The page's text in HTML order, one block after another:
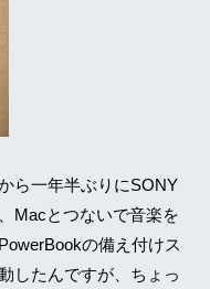
ら一年半ぶりにSONY
Macとつないで音楽を
の備え付けス
したんですが、ちょっ